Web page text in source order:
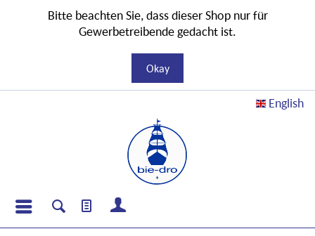
English
Bitte beachten Sie, dass dieser Shop nur für
Gewerbetreibende gedacht ist.
Okay